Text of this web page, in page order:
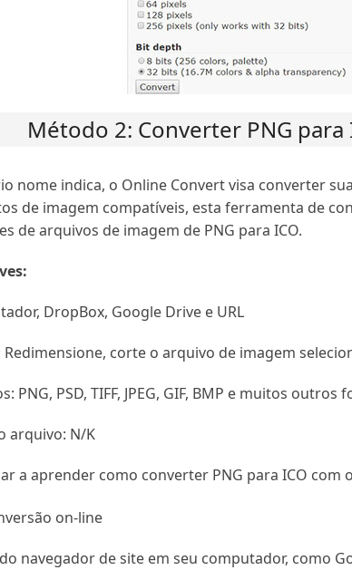
Método 2: Converter PNG
nome indica, o Online Convert visa converter
de imagem compatíveis, esta ferramenta de
de arquivos de imagem de PNG para ICO.
DropBox, Google Drive e URL
Redimensione, corte o arquivo de imagem
PNG, PSD, TIFF, JPEG, GIF, BMP e muitos
arquivo: N/K
a aprender como converter PNG para ICO com
on-line
navegador de site em seu computador, como